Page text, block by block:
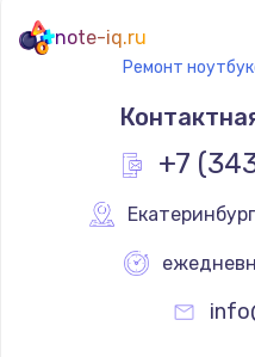
note-iq.ru
Ремонт
+7
Екатеринбург